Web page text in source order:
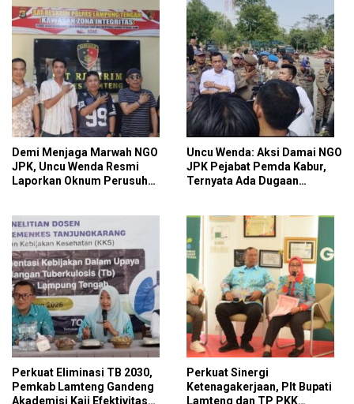
Demi Menjaga Marwah NGO
JPK, Uncu Wenda Resmi
Laporkan Oknum Perusuh
Uncu Wenda: Aksi Damai NGO
JPK Pejabat Pemda Kabur,
Ternyata Ada Dugaan
Perkuat Eliminasi TB 2030,
Pemkab Lamteng Gandeng
Akademisi Kaji Efektivitas
Perkuat Sinergi
Ketenagakerjaan, Plt Bupati
Lamteng dan TP PKK